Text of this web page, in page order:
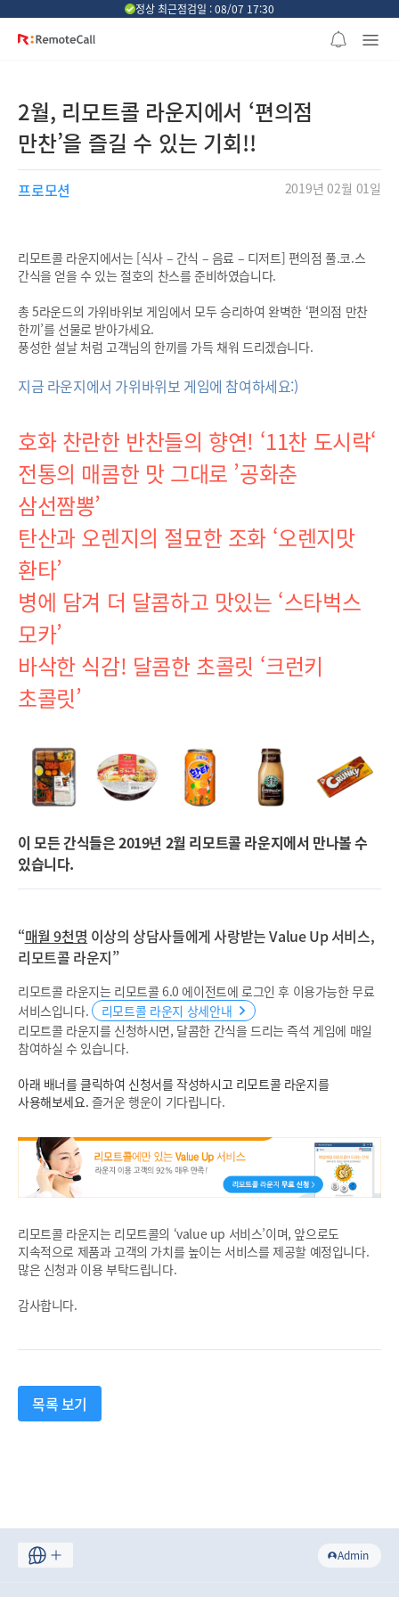
정상 최근점검일 : 08/07 17:30
2월, 리모트콜 라운지에서 ‘편의점
만찬’을 즐길 수 있는 기회!!
프로모션 2019년 02월 01일
리모트콜 라운지에서는 [식사 – 간식 – 음료 – 디저트] 편의점 풀.코.스
간식을 얻을 수 있는 절호의 찬스를 준비하였습니다.
총 5라운드의 가위바위보 게임에서 모두 승리하여 완벽한 ‘편의점 만찬
한끼’를 선물로 받아가세요.
풍성한 설날 처럼 고객님의 한끼를 가득 채워 드리겠습니다.
지금 라운지에서 가위바위보 게임에 참여하세요:)
호화 찬란한 반찬들의 향연! ‘11찬 도시락‘
전통의 매콤한 맛 그대로 ’공화춘
삼선짬뽕’
탄산과 오렌지의 절묘한 조화 ‘오렌지맛
환타’
병에 담겨 더 달콤하고 맛있는 ‘스타벅스
모카’
바삭한 식감! 달콤한 초콜릿 ‘크런키
초콜릿’
이 모든 간식들은 2019년 2월 리모트콜 라운지에서 만나볼 수
있습니다.
“매월 9천명 이상의 상담사들에게 사랑받는 Value Up 서비스,
리모트콜 라운지”
리모트콜 라운지는 리모트콜 6.0 에이전트에 로그인 후 이용가능한 무료
서비스입니다.
리모트콜 라운지 상세안내
리모트콜 라운지를 신청하시면, 달콤한 간식을 드리는 즉석 게임에 매일
참여하실 수 있습니다.
아래 배너를 클릭하여 신청서를 작성하시고 리모트콜 라운지를
사용해보세요. 즐거운 행운이 기다립니다.
리모트콜 라운지는 리모트콜의 ‘value up 서비스’이며, 앞으로도
지속적으로 제품과 고객의 가치를 높이는 서비스를 제공할 예정입니다.
많은 신청과 이용 부탁드립니다.
감사합니다.
목록 보기
Admin